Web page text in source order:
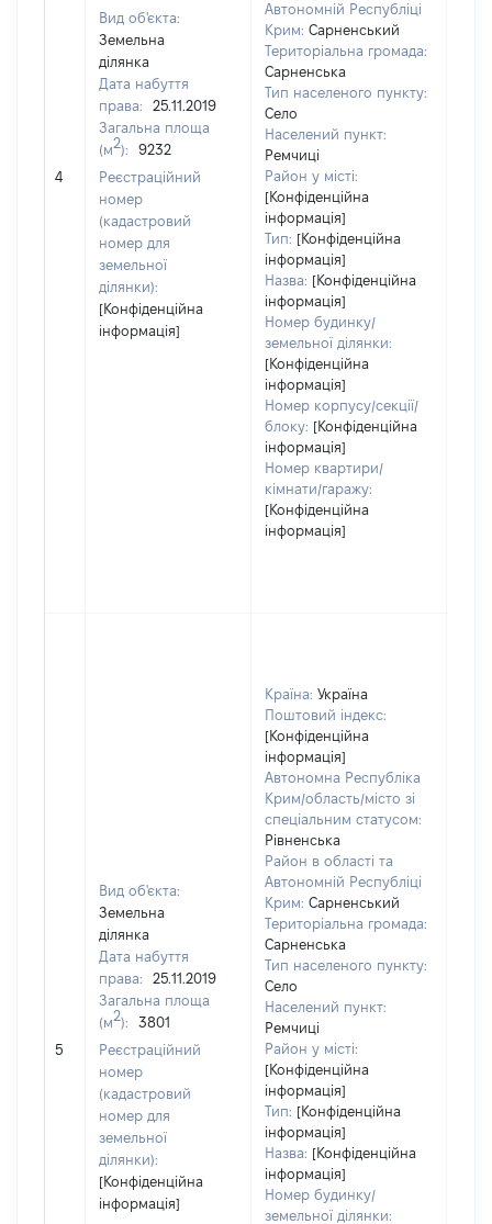
4
Вид об'єкта:
Земельна
ділянка
Дата набуття
права:
25.11.2019
Загальна площа
(м2):
9232
Реєстраційний
номер
(кадастровий
номер для
земельної
ділянки):
[Конфіденційна
інформація]
Автономній Республіці
Крим: Сарненський
Територіальна громада:
Сарненська
Тип населеного пункту:
Село
Населений пункт:
Ремчиці
Район у місті:
[Конфіденційна
інформація]
Тип: [Конфіденційна
інформація]
Назва: [Конфіденційна
інформація]
Номер будинку/
земельної ділянки:
[Конфіденційна
інформація]
Номер корпусу/секції/
блоку: [Конфіденційна
інформація]
Номер квартири/
кімнати/гаражу:
[Конфіденційна
інформація]
5
Вид об'єкта:
Земельна
ділянка
Дата набуття
права:
25.11.2019
Загальна площа
(м2):
3801
Реєстраційний
номер
(кадастровий
номер для
земельної
ділянки):
[Конфіденційна
інформація]
Країна: Україна
Поштовий індекс:
[Конфіденційна
інформація]
Автономна Республіка
Крим/область/місто зі
спеціальним статусом:
Рівненська
Район в області та
Автономній Республіці
Крим: Сарненський
Територіальна громада:
Сарненська
Тип населеного пункту:
Село
Населений пункт:
Ремчиці
Район у місті:
[Конфіденційна
інформація]
Тип: [Конфіденційна
інформація]
Назва: [Конфіденційна
інформація]
Номер будинку/
земельної ділянки: